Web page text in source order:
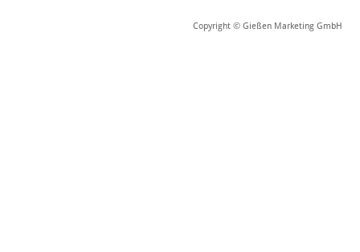
Copyright © Gießen Marketing GmbH